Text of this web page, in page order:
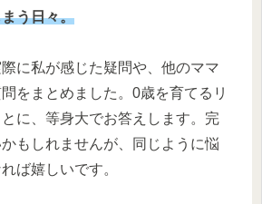
う日々。
に私が感じた疑問や、他のママ
をまとめました。0歳を育てるリ
に、等身大でお答えします。完
もしれませんが、同じように悩
ば嬉しいです。